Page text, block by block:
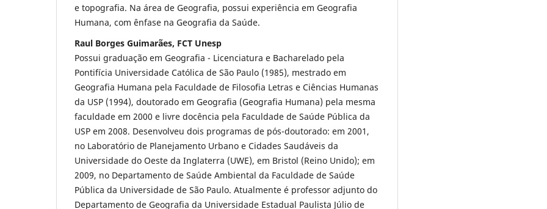
e topografia. Na área de Geografia, possui experiência em Geografia
Humana, com ênfase na Geografia da Saúde.
Raul Borges Guimarães, FCT Unesp
Possui graduação em Geografia - Licenciatura e Bacharelado pela
Pontifícia Universidade Católica de São Paulo (1985), mestrado em
Geografia Humana pela Faculdade de Filosofia Letras e Ciências Humanas
da USP (1994), doutorado em Geografia (Geografia Humana) pela mesma
faculdade em 2000 e livre docência pela Faculdade de Saúde Pública da
USP em 2008. Desenvolveu dois programas de pós-doutorado: em 2001,
no Laboratório de Planejamento Urbano e Cidades Saudáveis da
Universidade do Oeste da Inglaterra (UWE), em Bristol (Reino Unido); em
2009, no Departamento de Saúde Ambiental da Faculdade de Saúde
Pública da Universidade de São Paulo. Atualmente é professor adjunto do
Departamento de Geografia da Universidade Estadual Paulista Júlio de